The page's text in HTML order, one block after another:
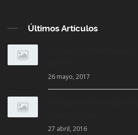
Últimos Artículos
26 mayo, 2017
27 abril, 2016